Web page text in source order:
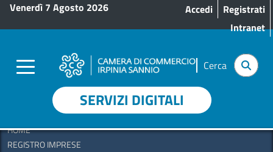
Salta al contenuto principale
Venerdì 7 Agosto 2026 Menu profilo utente
Accedi
Registrati
Intranet
Cerca
SERVIZI DIGITALI
HOME
REGISTRO IMPRESE